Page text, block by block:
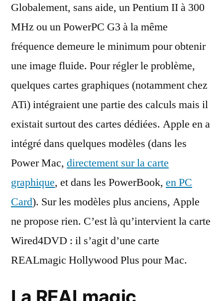
Globalement, sans aide, un Pentium II à 300
MHz ou un PowerPC G3 à la même
fréquence demeure le minimum pour obtenir
une image fluide. Pour régler le problème,
quelques cartes graphiques (notamment chez
ATi) intégraient une partie des calculs mais il
existait surtout des cartes dédiées. Apple en a
intégré dans quelques modèles (dans les
Power Mac, directement sur la carte
graphique, et dans les PowerBook, en PC
Card). Sur les modèles plus anciens, Apple
ne propose rien. C’est là qu’intervient la carte
Wired4DVD : il s’agit d’une carte
REALmagic Hollywood Plus pour Mac.